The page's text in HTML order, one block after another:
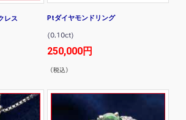
レス Ptダイヤモンドリング
(0.10ct)
250,000円
（税込）